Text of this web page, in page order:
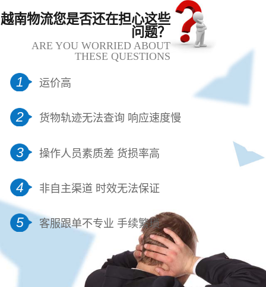
越南物流您是否还在担心这些
问题？
ARE YOU WORRIED ABOUT
THESE QUESTIONS
1 运价高
2 货物轨迹无法查询 响应速度慢
3 操作人员素质差 货损率高
4 非自主渠道 时效无法保证
5 客服跟单不专业 手续繁琐